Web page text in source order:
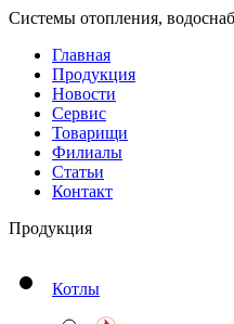
Системы отопления,
Главная
Продукция
Новости
Сервис
Товарищи
Филиалы
Статьи
Контакт
Продукция
Котлы